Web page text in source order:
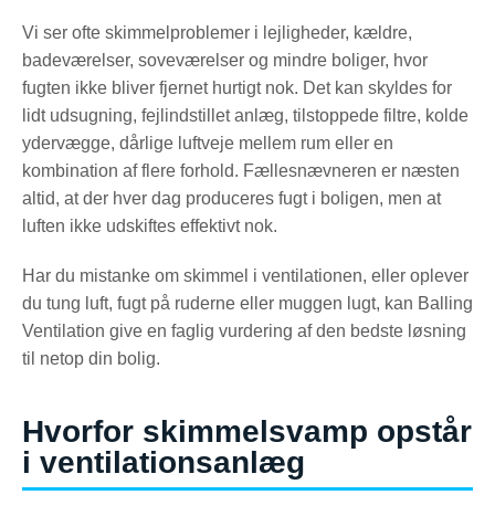
Vi ser ofte skimmelproblemer i lejligheder, kældre,
badeværelser, soveværelser og mindre boliger, hvor
fugten ikke bliver fjernet hurtigt nok. Det kan skyldes for
lidt udsugning, fejlindstillet anlæg, tilstoppede filtre, kolde
ydervægge, dårlige luftveje mellem rum eller en
kombination af flere forhold. Fællesnævneren er næsten
altid, at der hver dag produceres fugt i boligen, men at
luften ikke udskiftes effektivt nok.
Har du mistanke om skimmel i ventilationen, eller oplever
du tung luft, fugt på ruderne eller muggen lugt, kan Balling
Ventilation give en faglig vurdering af den bedste løsning
til netop din bolig.
Hvorfor skimmelsvamp opstår
i ventilationsanlæg